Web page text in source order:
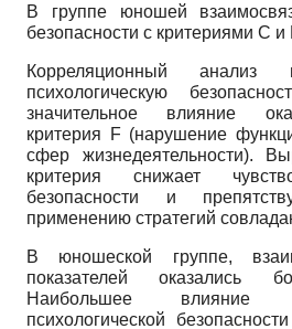
В группе юношей
безопасности с критериями С
Корреляционный
психологическую
значительное влияние
критерия F (нарушение
сфер жизнедеятельности).
критерия снижает
безопасности и
применению стратегий
В юношеской группе,
показателей оказались
Наибольшее влияние
психологической